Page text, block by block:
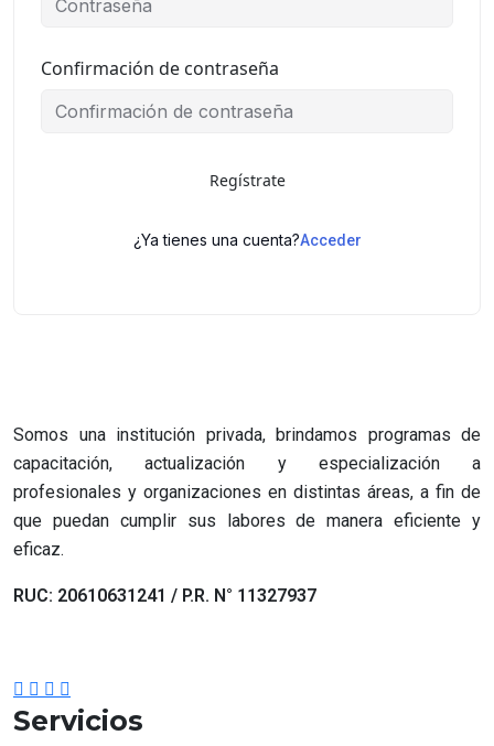
Confirmación de contraseña
Regístrate
¿Ya tienes una cuenta?Acceder
Somos una institución privada, brindamos programas de
capacitación, actualización y especialización a
profesionales y organizaciones en distintas áreas, a fin de
que puedan cumplir sus labores de manera eficiente y
eficaz.
RUC: 20610631241 / P.R. N° 11327937
Servicios